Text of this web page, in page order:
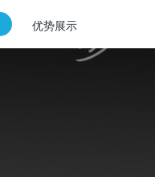
优势展示